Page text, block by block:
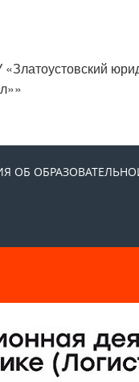
ОБ